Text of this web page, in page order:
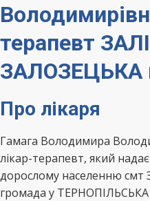
терапевт
ЗАЛОЗЕЦЬКА
Про лікаря
Гамага Володимира
лікар-терапевт, який
дорослому населенню
громада у ТЕРНОПІЛЬСЬКА